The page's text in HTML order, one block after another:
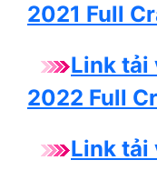
2021 Full
Link tải
2022 Full
Link tải